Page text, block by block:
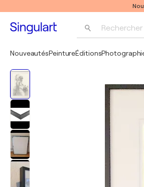
Rechercher
NouveautésPeintureÉditions